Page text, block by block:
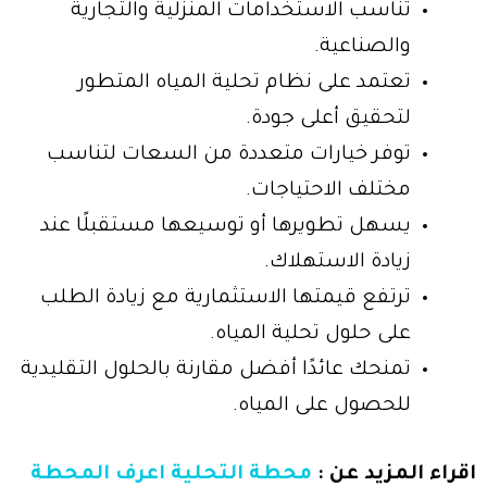
تناسب الاستخدامات المنزلية والتجارية
والصناعية.
تعتمد على نظام تحلية المياه المتطور
لتحقيق أعلى جودة.
توفر خيارات متعددة من السعات لتناسب
مختلف الاحتياجات.
يسهل تطويرها أو توسيعها مستقبلًا عند
زيادة الاستهلاك.
ترتفع قيمتها الاستثمارية مع زيادة الطلب
على حلول تحلية المياه.
تمنحك عائدًا أفضل مقارنة بالحلول التقليدية
للحصول على المياه.
اقراء المزيد عن : محطة التحلية اعرف المحطة